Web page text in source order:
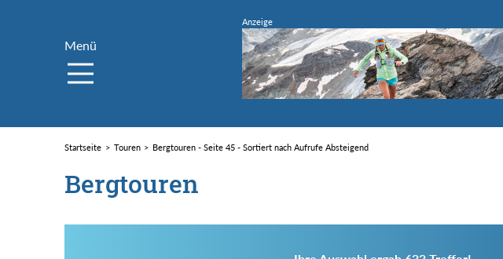
Menü
Startseite Touren Bergtouren - Seite 45 - Sortiert nach Aufrufe Absteigend
Bergtouren